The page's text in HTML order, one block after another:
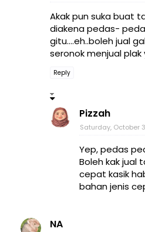
Akak pun suka buat
diakena pedas-
gitu....eh..boleh jual
seronok menjual plak
Reply
Pizzah
Saturday, October
Yep, pedas
Boleh kak jual
cepat kasik
bahan jenis
NA